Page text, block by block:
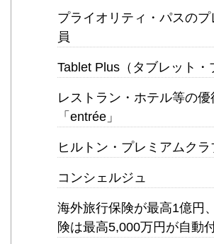
プライオリティ・パスの
員
Tablet Plus（タブレット・
レストラン・ホテル等の優
「entrée」
ヒルトン・プレミアムク
コンシェルジュ
海外旅行保険が最高1億円
険は最高5,000万円が自動